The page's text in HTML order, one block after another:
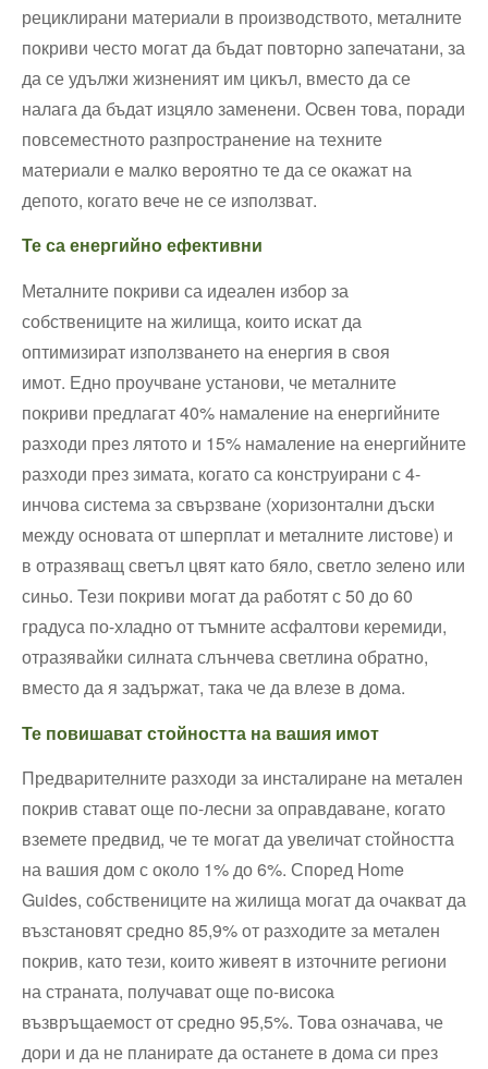
рециклирани материали в производството, металните
покриви често могат да бъдат повторно запечатани, за
да се удължи жизненият им цикъл, вместо да се
налага да бъдат изцяло заменени. Освен това, поради
повсеместното разпространение на техните
материали е малко вероятно те да се окажат на
депото, когато вече не се използват.
Те са енергийно ефективни
Металните покриви са идеален избор за
собствениците на жилища, които искат да
оптимизират използването на енергия в своя
имот. Едно проучване установи, че металните
покриви предлагат 40% намаление на енергийните
разходи през лятото и 15% намаление на енергийните
разходи през зимата, когато са конструирани с 4-
инчова система за свързване (хоризонтални дъски
между основата от шперплат и металните листове) и
в отразяващ светъл цвят като бяло, светло зелено или
синьо. Тези покриви могат да работят с 50 до 60
градуса по-хладно от тъмните асфалтови керемиди,
отразявайки силната слънчева светлина обратно,
вместо да я задържат, така че да влезе в дома.
Те повишават стойността на вашия имот
Предварителните разходи за инсталиране на метален
покрив стават още по-лесни за оправдаване, когато
вземете предвид, че те могат да увеличат стойността
на вашия дом с около 1% до 6%. Според Home
Guides, собствениците на жилища могат да очакват да
възстановят средно 85,9% от разходите за метален
покрив, като тези, които живеят в източните региони
на страната, получават още по-висока
възвръщаемост от средно 95,5%. Това означава, че
дори и да не планирате да останете в дома си през